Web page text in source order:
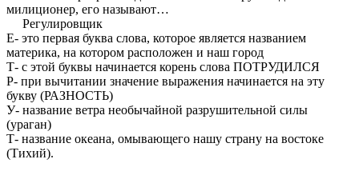
милиционер, его называют…
Регулировщик
Е- это первая буква слова, которое является названием
материка, на котором расположен и наш город
Т- с этой буквы начинается корень слова ПОТРУДИЛСЯ
Р- при вычитании значение выражения начинается на эту
букву (РАЗНОСТЬ)
У- название ветра необычайной разрушительной силы
(ураган)
Т- название океана, омывающего нашу страну на востоке
(Тихий).